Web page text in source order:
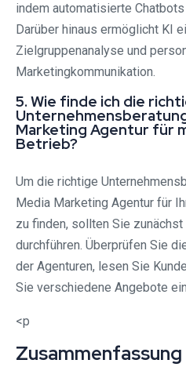
indem automatisierte
Darüber hinaus ermöglicht KI
Zielgruppenanalyse und
Marketingkommunikation.
5. Wie finde ich die
Marketing Agentur für
Betrieb?
Um die richtige
Media Marketing Agentur für
zu finden, sollten Sie
durchführen. Überprüfen Sie
der Agenturen, lesen Sie
Sie verschiedene Angebote
<p
Zusammenfassung